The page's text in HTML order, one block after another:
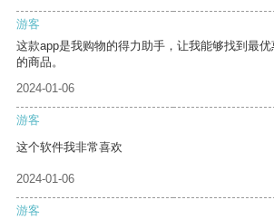
游客
这款app是我购物的得力助手，让我能够找到最
的商品。
2024-01-06
游客
这个软件我非常喜欢
2024-01-06
游客